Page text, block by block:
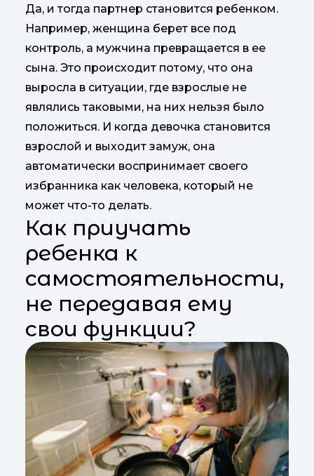
Да, и тогда партнер становится ребенком.
Например, женщина берет все под
контроль, а мужчина превращается в ее
сына. Это происходит потому, что она
выросла в ситуации, где взрослые не
являлись таковыми, на них нельзя было
положиться. И когда девочка становится
взрослой и выходит замуж, она
автоматически воспринимает своего
избранника как человека, который не
может что-то делать.
Как приучать
ребенка к
самостоятельности,
не передавая ему
свои функции?